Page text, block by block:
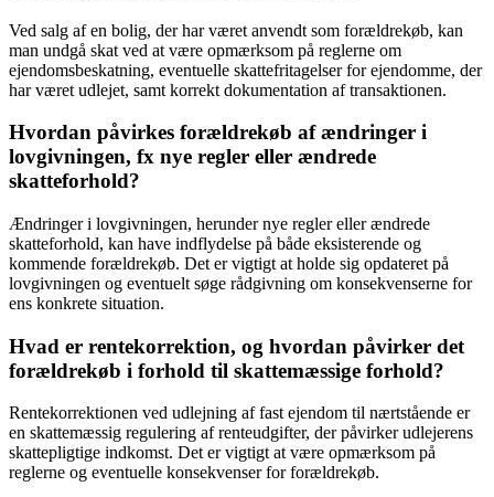
Ved salg af en bolig, der har været anvendt som forældrekøb, kan
man undgå skat ved at være opmærksom på reglerne om
ejendomsbeskatning, eventuelle skattefritagelser for ejendomme, der
har været udlejet, samt korrekt dokumentation af transaktionen.
Hvordan påvirkes forældrekøb af ændringer i
lovgivningen, fx nye regler eller ændrede
skatteforhold?
Ændringer i lovgivningen, herunder nye regler eller ændrede
skatteforhold, kan have indflydelse på både eksisterende og
kommende forældrekøb. Det er vigtigt at holde sig opdateret på
lovgivningen og eventuelt søge rådgivning om konsekvenserne for
ens konkrete situation.
Hvad er rentekorrektion, og hvordan påvirker det
forældrekøb i forhold til skattemæssige forhold?
Rentekorrektionen ved udlejning af fast ejendom til nærtstående er
en skattemæssig regulering af renteudgifter, der påvirker udlejerens
skattepligtige indkomst. Det er vigtigt at være opmærksom på
reglerne og eventuelle konsekvenser for forældrekøb.